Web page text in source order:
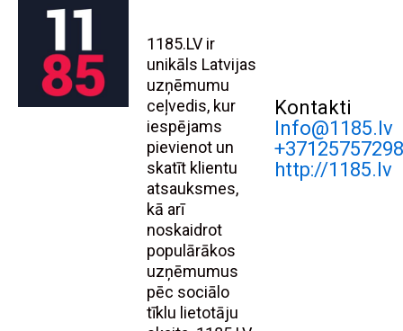
1185.LV ir
unikāls Latvijas
uzņēmumu
ceļvedis, kur
iespējams
pievienot un
skatīt klientu
atsauksmes,
kā arī
noskaidrot
populārākos
uzņēmumus
pēc sociālo
tīklu lietotāju
Kontakti
Info@1185.lv
http://1185.lv